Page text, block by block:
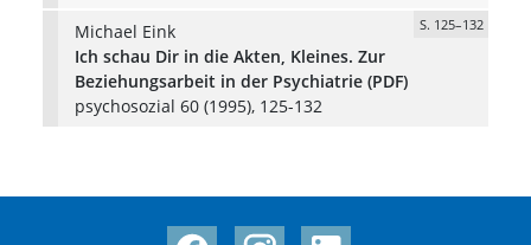
Michael Eink
S. 125–132
Ich schau Dir in die Akten, Kleines. Zur
Beziehungsarbeit in der Psychiatrie (PDF)
psychosozial 60 (1995), 125-132